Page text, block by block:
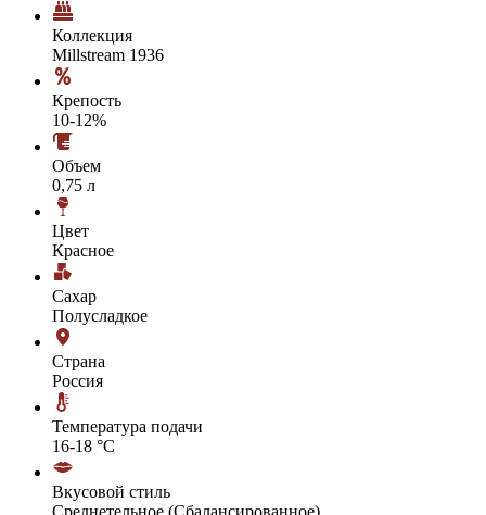
Коллекция
Millstream 1936
Крепость
10-12%
Объем
0,75 л
Цвет
Красное
Сахар
Полусладкое
Страна
Россия
Температура подачи
16-18 °С
Вкусовой стиль
Среднетельное (Сбалансированное)